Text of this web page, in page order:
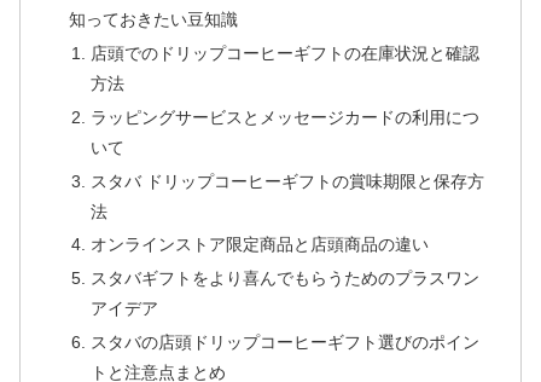
知っておきたい豆知識
店頭でのドリップコーヒーギフトの在庫状況と確認
方法
ラッピングサービスとメッセージカードの利用につ
いて
スタバ ドリップコーヒーギフトの賞味期限と保存方
法
オンラインストア限定商品と店頭商品の違い
スタバギフトをより喜んでもらうためのプラスワン
アイデア
スタバの店頭ドリップコーヒーギフト選びのポイン
トと注意点まとめ